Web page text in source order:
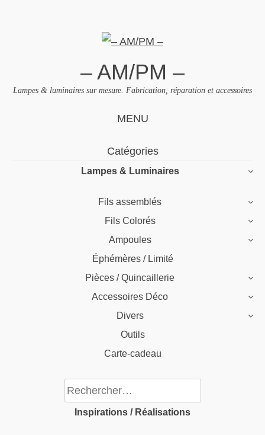
– AM/PM –
Lampes & luminaires sur mesure. Fabrication, réparation et accessoires
MENU
Catégories
Lampes & Luminaires
Fils assemblés
Fils Colorés
Ampoules
Éphémères / Limité
Pièces / Quincaillerie
Accessoires Déco
Divers
Outils
Carte-cadeau
Rechercher :
Inspirations / Réalisations